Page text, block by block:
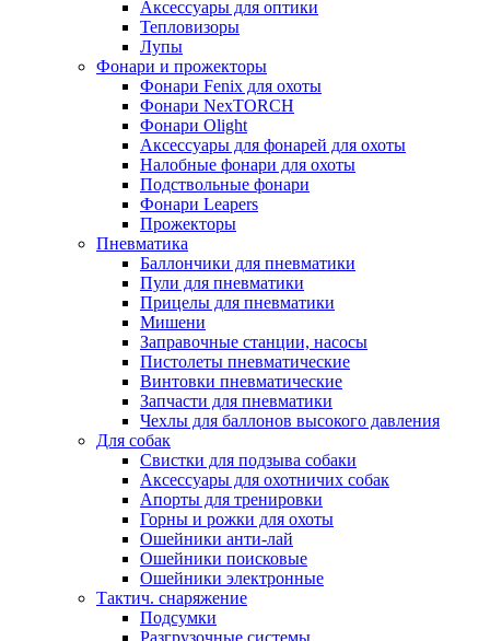
Аксессуары для оптики
Тепловизоры
Лупы
Фонари и прожекторы
Фонари Fenix для охоты
Фонари NexTORCH
Фонари Olight
Аксессуары для фонарей для охоты
Налобные фонари для охоты
Подствольные фонари
Фонари Leapers
Прожекторы
Пневматика
Баллончики для пневматики
Пули для пневматики
Прицелы для пневматики
Мишени
Заправочные станции, насосы
Пистолеты пневматические
Винтовки пневматические
Запчасти для пневматики
Чехлы для баллонов высокого давления
Для собак
Свистки для подзыва собаки
Аксессуары для охотничих собак
Апорты для тренировки
Горны и рожки для охоты
Ошейники анти-лай
Ошейники поисковые
Ошейники электронные
Тактич. снаряжение
Подсумки
Разгрузочные системы